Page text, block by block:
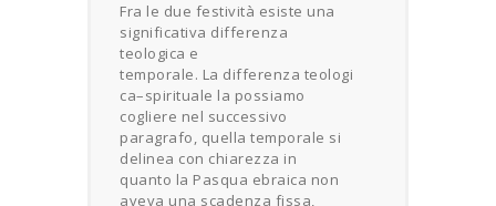
Fra le due festività esiste una
significativa differenza
teologica e
temporale. La differenza teologi
ca–spirituale la possiamo
cogliere nel successivo
paragrafo, quella temporale si
delinea con chiarezza in
quanto la Pasqua ebraica non
aveva una scadenza fissa,